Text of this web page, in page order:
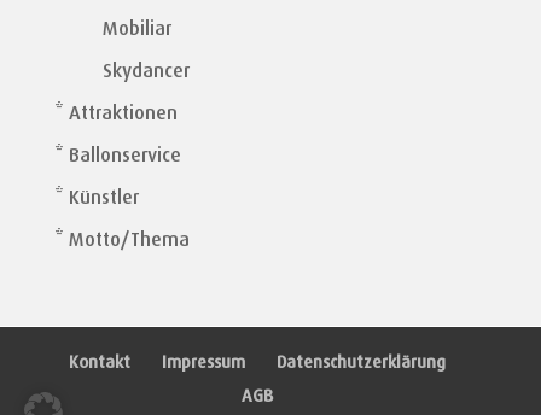
Mobiliar
Skydancer
* Attraktionen
* Ballonservice
* Künstler
* Motto/Thema
Kontakt Impressum
Datenschutzerklärung
AGB